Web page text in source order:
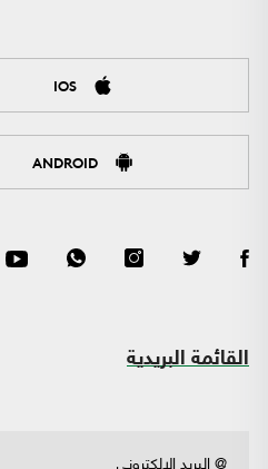
IOS
ANDROID
القائمة البريدية